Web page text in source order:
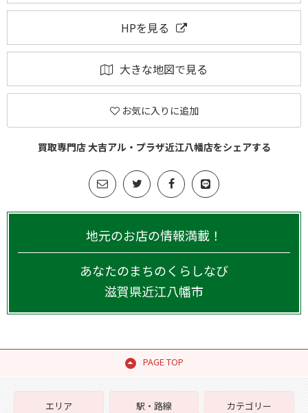
HPを見る
大きな地図で見る
お気に入りに追加
買取専門店 大吉アル・プラザ近江八幡店をシェアする
地元のお店の情報満載！
あなたのまちのくらしなび
滋賀県近江八幡市
PAGE TOP
エリア
駅・路線
カテゴリー